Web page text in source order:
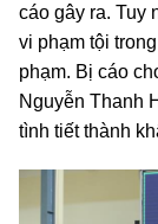
cáo gây ra. Tuy
vi phạm tội
phạm. Bị cáo
Nguyễn Thanh
tình tiết thành